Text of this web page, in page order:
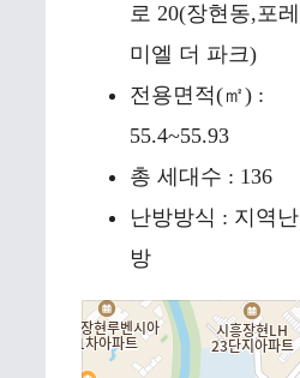
로 20(장현동,포레
미엘 더 파크)
전용면적(㎡) :
55.4~55.93
총 세대수 : 136
난방방식 : 지역난
방